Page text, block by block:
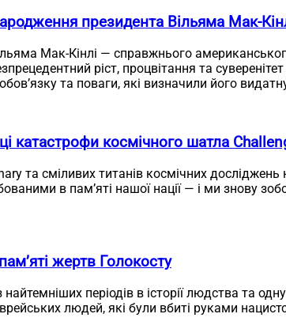
президента Вільяма Мак-
Мак-Кінлі — справжнього
ріст, процвітання та
та поваги, які визначили його
катастрофи космічного шатла
та сміливих титанів космічних
в пам’яті нашої нації — і ми знову
жертв Голокосту
періодів в історії людства та
людей, які були вбиті руками